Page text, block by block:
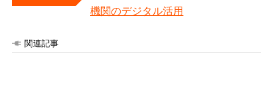
機関のデジタル活用
関連記事